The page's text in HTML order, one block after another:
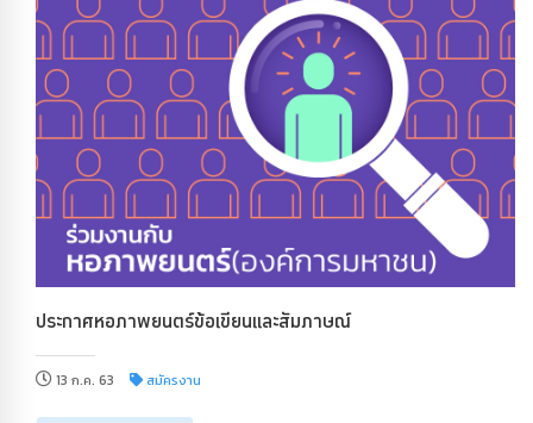
ประกาศหอภาพยนตร์ข้อเขียนและสัมภาษณ์
13 ก.ค. 63 สมัครงาน